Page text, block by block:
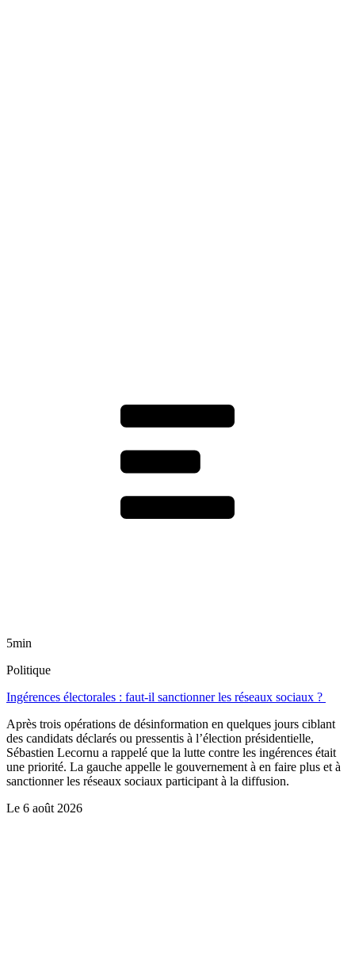
5min
Politique
Ingérences électorales : faut-il sanctionner les réseaux sociaux ?
Après trois opérations de désinformation en quelques jours ciblant
des candidats déclarés ou pressentis à l’élection présidentielle,
Sébastien Lecornu a rappelé que la lutte contre les ingérences était
une priorité. La gauche appelle le gouvernement à en faire plus et à
sanctionner les réseaux sociaux participant à la diffusion.
Le 6 août 2026